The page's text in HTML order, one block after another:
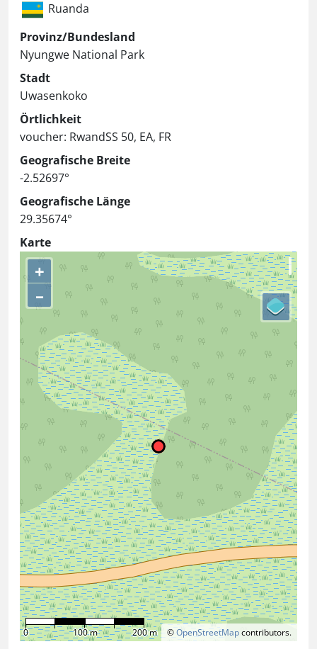
Ruanda
Provinz/Bundesland
Nyungwe National Park
Stadt
Uwasenkoko
Örtlichkeit
voucher: RwandSS 50, EA, FR
Geografische Breite
-2.52697°
Geografische Länge
29.35674°
Karte
+
–
©OpenStreetMapcontributors.
0 100 m 200 m